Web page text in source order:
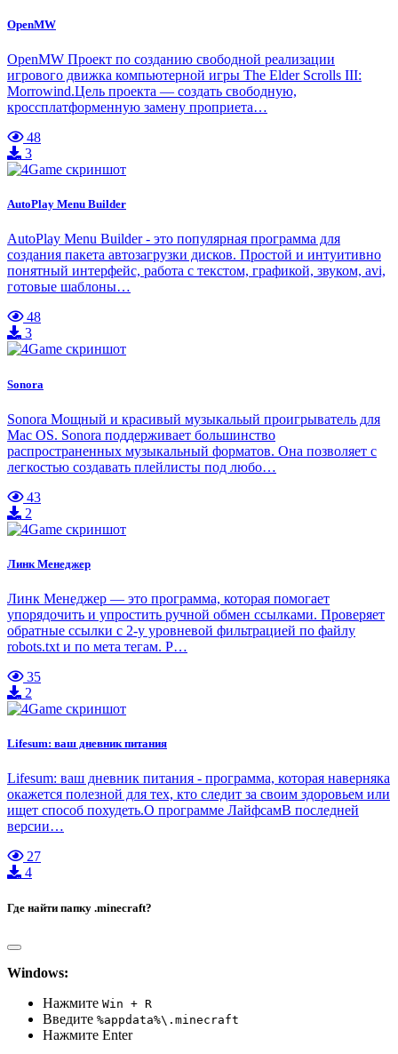
OpenMW
OpenMW Проект по созданию свободной реализации
игрового движка компьютерной игры The Elder Scrolls III:
Morrowind.Цель проекта — создать свободную,
кроссплатформенную замену проприета…
48
3
AutoPlay Menu Builder
AutoPlay Menu Builder - это популярная программа для
создания пакета автозагрузки дисков. Простой и интуитивно
понятный интерфейс, работа с текстом, графикой, звуком, avi,
готовые шаблоны…
48
3
Sonora
Sonora Мощный и красивый музыкальый проигрыватель для
Mac OS. Sonora поддерживает большинство
распространенных музыкальный форматов. Она позволяет с
легкостью создавать плейлисты под любо…
43
2
Линк Менеджер
Линк Менеджер — это программа, которая помогает
упорядочить и упростить ручной обмен ссылками. Проверяет
обратные ссылки с 2-у уровневой фильтрацией по файлу
robots.txt и по мета тегам. Р…
35
2
Lifesum: ваш дневник питания
Lifesum: ваш дневник питания - программа, которая наверняка
окажется полезной для тех, кто следит за своим здоровьем или
ищет способ похудеть.О программе ЛайфсамВ последней
версии…
27
4
Где найти папку .minecraft?
Windows:
Нажмите Win + R
Введите %appdata%\.minecraft
Нажмите Enter